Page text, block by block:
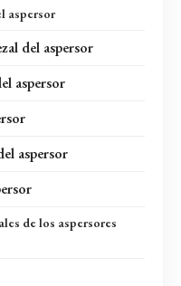
aspersor
del aspersor
aspersor
aspersor
de los aspersores